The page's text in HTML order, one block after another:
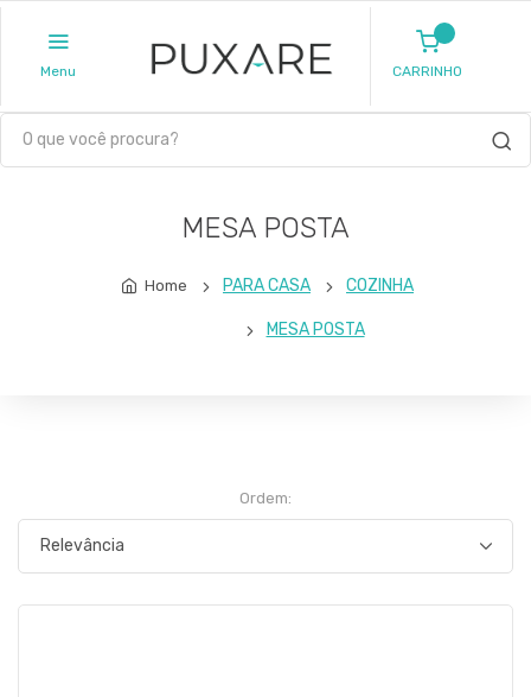
Menu CARRINHO
MESA POSTA
Home PARA CASA COZINHA
MESA POSTA
Ordem: